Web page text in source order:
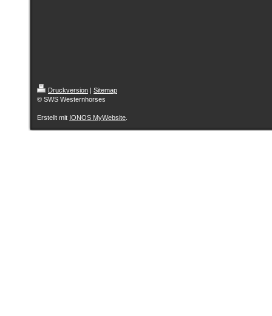
Druckversion | Sitemap
© SWS Westernhorses
Erstellt mit IONOS MyWebsite